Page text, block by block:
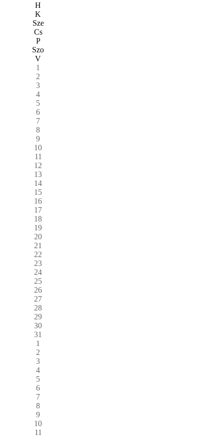
H
K
Sze
Cs
P
Szo
V
1
2
3
4
5
6
7
8
9
10
11
12
13
14
15
16
17
18
19
20
21
22
23
24
25
26
27
28
29
30
31
1
2
3
4
5
6
7
8
9
10
11